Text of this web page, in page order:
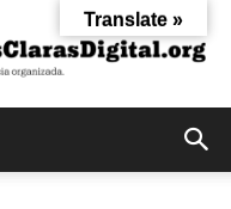
Translate »